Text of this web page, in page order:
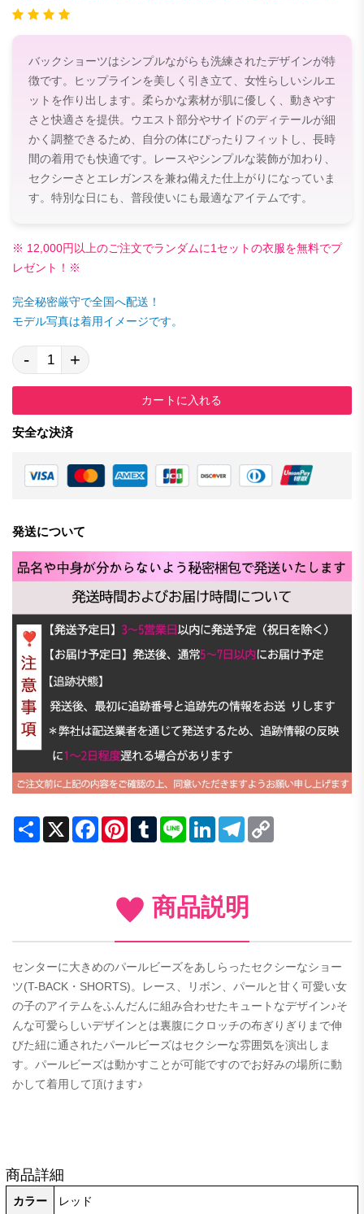
バックショーツはシンプルながらも洗練されたデザインが特
徴です。ヒップラインを美しく引き立て、女性らしいシルエ
ットを作り出します。柔らかな素材が肌に優しく、動きやす
さと快適さを提供。ウエスト部分やサイドのディテールが細
かく調整できるため、自分の体にぴったりフィットし、長時
間の着用でも快適です。レースやシンプルな装飾が加わり、
セクシーさとエレガンスを兼ね備えた仕上がりになっていま
す。特別な日にも、普段使いにも最適なアイテムです。
※ 12,000円以上のご注文でランダムに1セットの衣服を無料でプ
レゼント！※
完全秘密厳守で全国へ配送！
モデル写真は着用イメージです。
- +
カートに入れる
安全な決済
発送について
Share X FacebookPinterestTumblrLine LinkedInTelegram
商品説明
センターに大きめのパールビーズをあしらったセクシーなショー
ツ(T-BACK・SHORTS)。レース、リボン、パールと甘く可愛い女
の子のアイテムをふんだんに組み合わせたキュートなデザイン♪そ
んな可愛らしいデザインとは裏腹にクロッチの布ぎりぎりまで伸
びた紐に通されたパールビーズはセクシーな雰囲気を演出しま
す。パールビーズは動かすことが可能ですのでお好みの場所に動
かして着用して頂けます♪
商品詳細
カラー レッド